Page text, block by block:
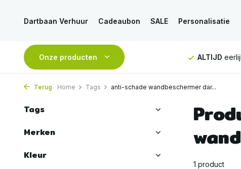
Dartbaan Verhuur Cadeaubon SALE Personalisatie
Onze producten
verstuurd GRATIS verzending vanaf 50€ ALTIJD
Terug Home Tags anti-schade wandbeschermer dar...
Tags
Merken
Kleur
1 product